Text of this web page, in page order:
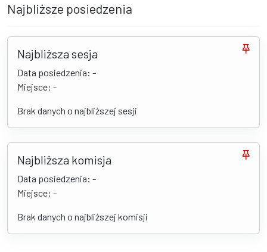
Najbliższe posiedzenia
Najbliższa sesja
Data posiedzenia: -
Miejsce: -
Brak danych o najbliższej sesji
Najbliższa komisja
Data posiedzenia: -
Miejsce: -
Brak danych o najbliższej komisji